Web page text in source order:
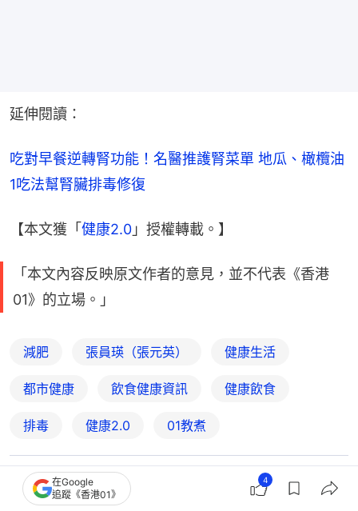
延伸閱讀：
吃對早餐逆轉腎功能！名醫推護腎菜單 地瓜、橄欖油
1吃法幫腎臟排毒修復
【本文獲「 健康2.0 」授權轉載。】
「本文內容反映原文作者的意見，並不代表《香港
01》的立場。」
減肥 張員瑛（張元英） 健康生活
都市健康 飲食健康資訊 健康飲食
排毒 健康2.0 01教煮
2
在Google
追蹤《香港01》
4